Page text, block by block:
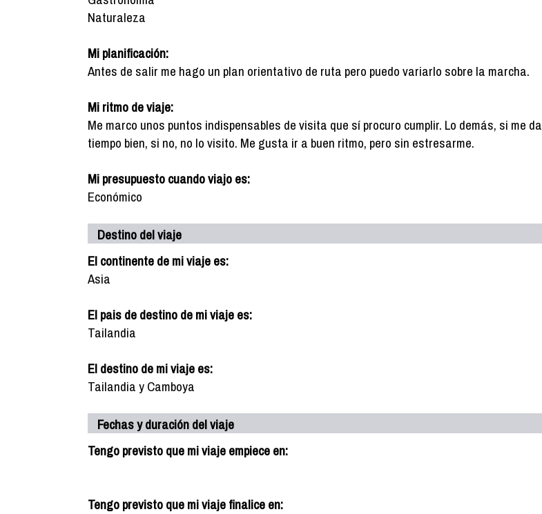
Naturaleza
Mi planificación:
Antes de salir me hago un plan orientativo de ruta pero puedo variarlo sobre la marcha.
Mi ritmo de viaje:
Me marco unos puntos indispensables de visita que sí procuro cumplir. Lo demás, si me da
tiempo bien, si no, no lo visito. Me gusta ir a buen ritmo, pero sin estresarme.
Mi presupuesto cuando viajo es:
Económico
Destino del viaje
El continente de mi viaje es:
Asia
El pais de destino de mi viaje es:
Tailandia
El destino de mi viaje es:
Tailandia y Camboya
Fechas y duración del viaje
Tengo previsto que mi viaje empiece en:
Tengo previsto que mi viaje finalice en: